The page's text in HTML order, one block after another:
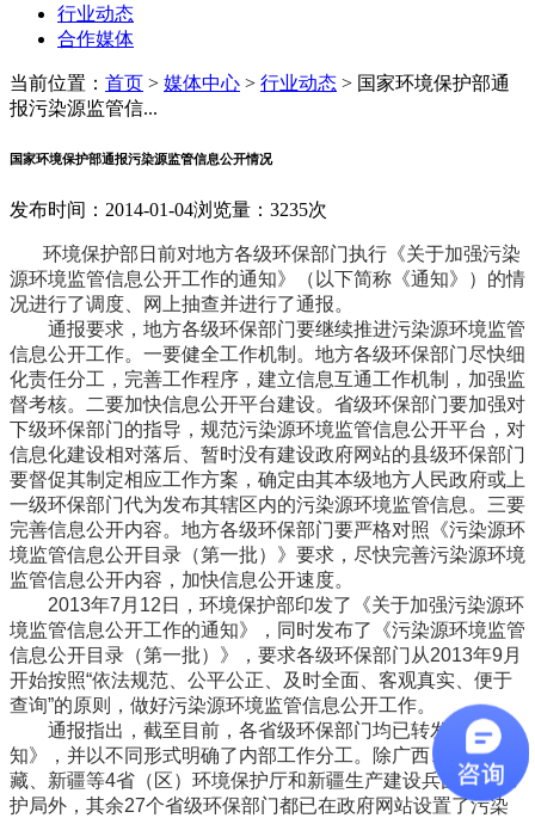
行业动态
合作媒体
当前位置： 首页 > 媒体中心 > 行业动态 > 国家环境保护部通
报污染源监管信...
国家环境保护部通报污染源监管信息公开情况
发布时间：2014-01-04浏览量：3235次
环境保护部日前对地方各级环保部门执行《关于加强污染
源环境监管信息公开工作的通知》（以下简称《通知》）的情
况进行了调度、网上抽查并进行了通报。
通报要求，地方各级环保部门要继续推进污染源环境监管
信息公开工作。一要健全工作机制。地方各级环保部门尽快细
化责任分工，完善工作程序，建立信息互通工作机制，加强监
督考核。二要加快信息公开平台建设。省级环保部门要加强对
下级环保部门的指导，规范污染源环境监管信息公开平台，对
信息化建设相对落后、暂时没有建设政府网站的县级环保部门
要督促其制定相应工作方案，确定由其本级地方人民政府或上
一级环保部门代为发布其辖区内的污染源环境监管信息。三要
完善信息公开内容。地方各级环保部门要严格对照《污染源环
境监管信息公开目录（第一批）》要求，尽快完善污染源环境
监管信息公开内容，加快信息公开速度。
2013年7月12日，环境保护部印发了《关于加强污染源环
境监管信息公开工作的通知》，同时发布了《污染源环境监管
信息公开目录（第一批）》，要求各级环保部门从2013年9月
开始按照“依法规范、公平公正、及时全面、客观真实、便于
查询”的原则，做好污染源环境监管信息公开工作。
通报指出，截至目前，各省级环保部门均已转发《通
知》，并以不同形式明确了内部工作分工。除广西、海南、西
藏、新疆等4省（区）环境保护厅和新疆生产建设兵团环境保
护局外，其余27个省级环保部门都已在政府网站设置了污染